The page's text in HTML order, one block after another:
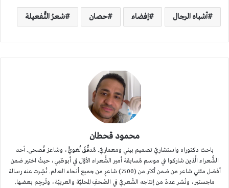
أشباه الرجال إفضاء حصان شعرُ التَّفعيلة
محمود قحطان
باحث دكتوراه واستشاريّ تصميم بيئي ومعماريّ. مُدقِّقٌ لُغويٌّ، وشاعرُ فُصحى. أحد
الشُّعراء الَّذين شاركوا في موسم مُسابقة أمير الشُّعراء الأوّل في أبوظبي، حيثُ اختير ضمن
أفضل مئتي شاعر من ضمن أكثر من (7500) شاعرٍ من جميع أنحاء العالم. نُشِرت عنه رسالة
ماجستير، ونُشر عددٌ من إنتاجه الشّعريّ في الصّحفِ المحليّة والعربيّة، وتُرجِم بعضها.